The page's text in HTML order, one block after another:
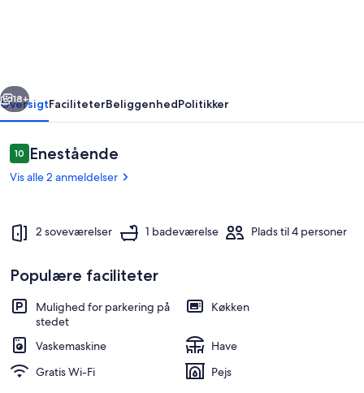
Næste
18+
OversigtFaciliteterBeliggenhedPolitikker
Anmeldelser
1010 ud af 10.
Enestående
Vis alle 2 anmeldelser
2 soveværelser 1 badeværelse Plads til 4 personer
Populære faciliteter
Mulighed for parkering på
stedet
Køkken
Vaskemaskine
Have
Gratis Wi-Fi
Pejs